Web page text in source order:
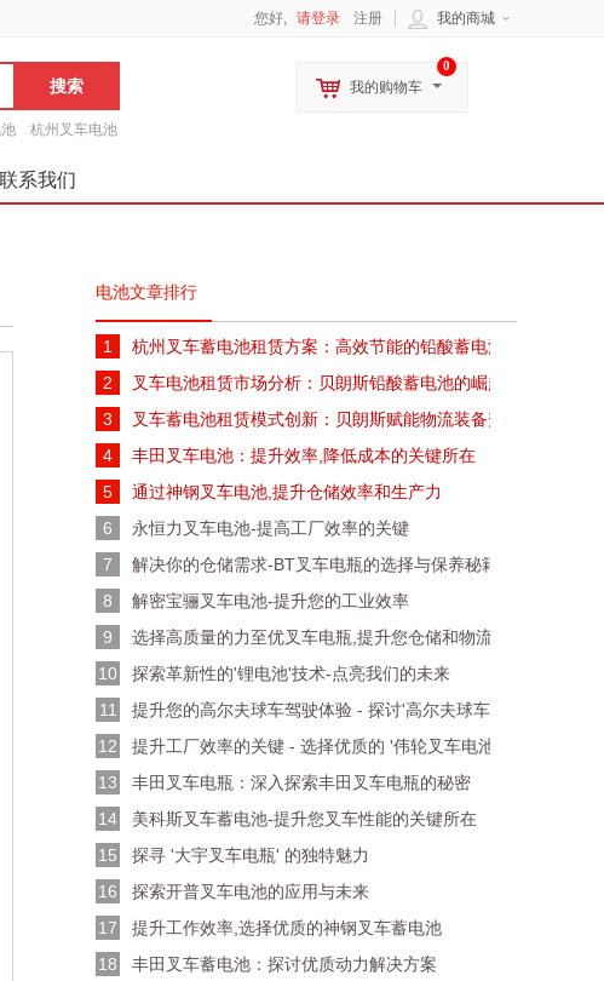
我的商城
您好, 请登录 注册
杭州叉车电池
0
我的购物车
联系我们
电池文章排行
1
杭州叉车蓄电池租赁方案：高效节能的铅酸蓄电池解决方案
2
叉车电池租赁市场分析：贝朗斯铅酸蓄电池的崛起与未来趋势
3
叉车蓄电池租赁模式创新：贝朗斯赋能物流装备升级
4
丰田叉车电池：提升效率,降低成本的关键所在
5
通过神钢叉车电池,提升仓储效率和生产力
6
永恒力叉车电池-提高工厂效率的关键
7
解决你的仓储需求-BT叉车电瓶的选择与保养秘籍
8
解密宝骊叉车电池-提升您的工业效率
9
选择高质量的力至优叉车电瓶,提升您仓储和物流效率
10
探索革新性的'锂电池'技术-点亮我们的未来
11
提升您的高尔夫球车驾驶体验 - 探讨'高尔夫球车电池'的多样选
12
提升工厂效率的关键 - 选择优质的 '伟轮叉车电池'
13
丰田叉车电瓶：深入探索丰田叉车电瓶的秘密
14
美科斯叉车蓄电池-提升您叉车性能的关键所在
15
探寻 '大宇叉车电瓶' 的独特魅力
16
探索开普叉车电池的应用与未来
17
提升工作效率,选择优质的神钢叉车蓄电池
18
丰田叉车蓄电池：探讨优质动力解决方案